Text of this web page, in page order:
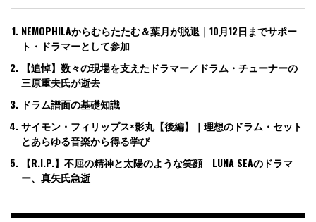
NEMOPHILAからむらたたむ＆葉月が脱退｜10月12日までサポー
ト・ドラマーとして参加
【追悼】数々の現場を支えたドラマー／ドラム・チューナーの
三原重夫氏が逝去
ドラム譜面の基礎知識
サイモン・フィリップス×影丸【後編】｜理想のドラム・セット
とあらゆる音楽から得る学び
【R.I.P.】不屈の精神と太陽のような笑顔 LUNA SEAのドラマ
ー、真矢氏急逝